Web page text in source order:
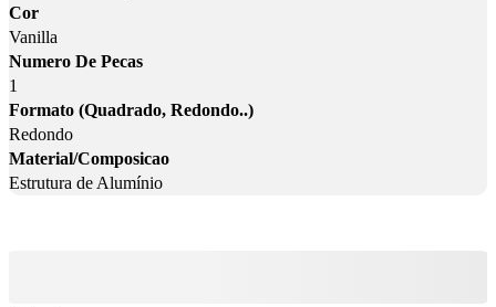
Cor
Vanilla
Numero De Pecas
1
Formato (Quadrado, Redondo..)
Redondo
Material/Composicao
Estrutura de Alumínio